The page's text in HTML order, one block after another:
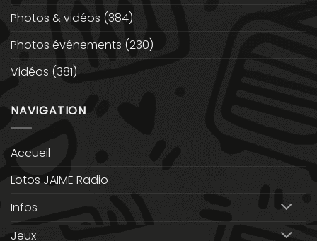
Photos & vidéos (384)
Photos événements (230)
Vidéos (381)
NAVIGATION
Accueil
Lotos JAIME Radio
Infos
Jeux